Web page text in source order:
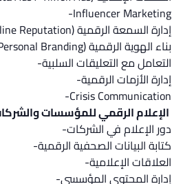
Influencer Marketing-
إدارة السمعة الرقمية (Online Reputation)-
بناء الهوية الرقمية (Personal Branding)-
التعامل مع التعليقات السلبية-
إدارة الأزمات الرقمية-
Crisis Communication-
الإعلام الرقمي للمؤسسات
دور الإعلام في الشركات-
كتابة البيانات الصحفية الرقمية-
العلاقات الإعلامية-
إدارة المحتوى المؤسسي-